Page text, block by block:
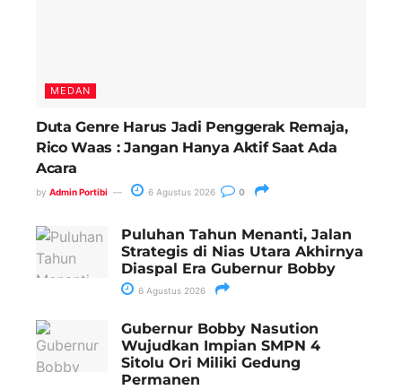
MEDAN
Duta Genre Harus Jadi Penggerak Remaja,
Rico Waas : Jangan Hanya Aktif Saat Ada
Acara
by Admin Portibi 6 Agustus 2026 0
Puluhan Tahun Menanti, Jalan
Strategis di Nias Utara Akhirnya
Diaspal Era Gubernur Bobby
6 Agustus 2026
Gubernur Bobby Nasution
Wujudkan Impian SMPN 4
Sitolu Ori Miliki Gedung
Permanen